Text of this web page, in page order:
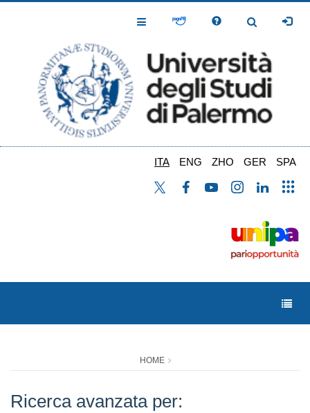
Toggle
Toggle
ITA ENG ZHO GER SPA
HOME
Ricerca avanzata per: